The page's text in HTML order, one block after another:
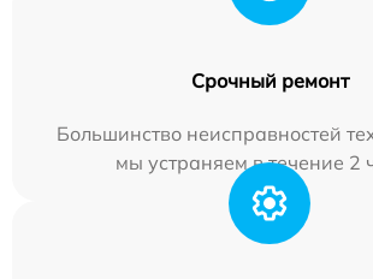
Срочный ремонт
Большинство неисправностей
мы устраняем в течение 2